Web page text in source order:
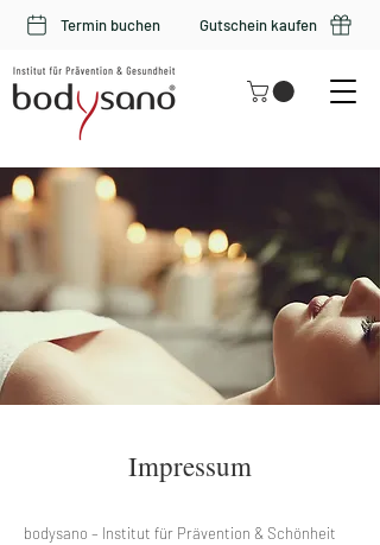
Termin buchen Gutschein kaufen
Impressum
bodysano – Institut für Prävention & Schönheit